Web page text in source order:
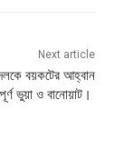
Next article
বয়কটের আহ্বান
ভুয়া ও বানোয়াট।